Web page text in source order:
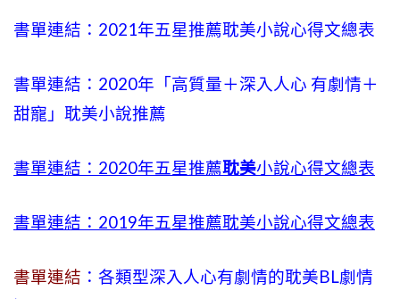
書單連結：2021年五星推薦耽美小說心得文總表
書單連結：2020年「高質量＋深入人心 有劇情＋
甜寵」耽美小說推薦
書單連結：2020年五星推薦耽美小說心得文總表
書單連結：2019年五星推薦耽美小說心得文總表
書單連結 ：各類型深入人心有劇情的耽美BL劇情